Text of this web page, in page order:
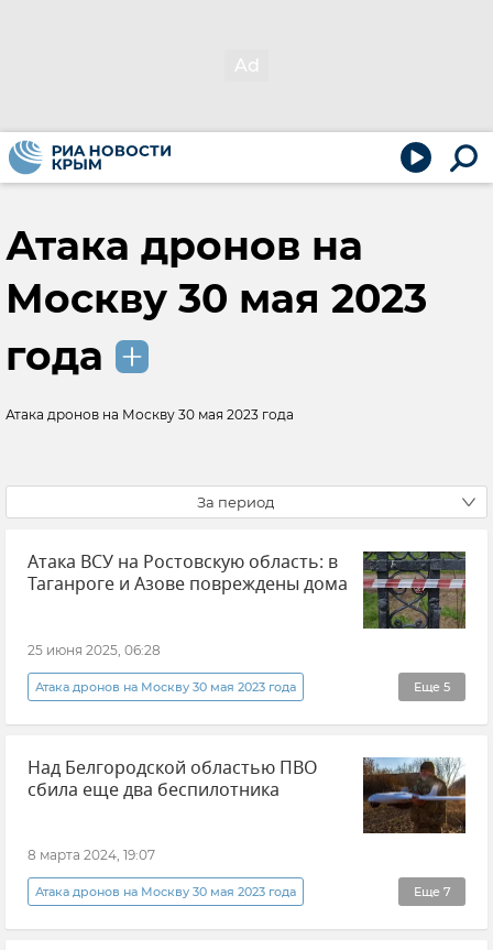
Атака дронов на
Москву 30 мая 2023
года
Атака дронов на Москву 30 мая 2023 года
За период
Атака ВСУ на Ростовскую область: в
Таганроге и Азове повреждены дома
25 июня 2025, 06:28
Еще 5
Атака дронов на Москву 30 мая 2023 года
Ростовская область Юрий Слюсарь
Атаки ВСУ Новости Таганрог
Над Белгородской областью ПВО
сбила еще два беспилотника
8 марта 2024, 19:07
Еще 7
Атака дронов на Москву 30 мая 2023 года
Обстрелы Белгородской области